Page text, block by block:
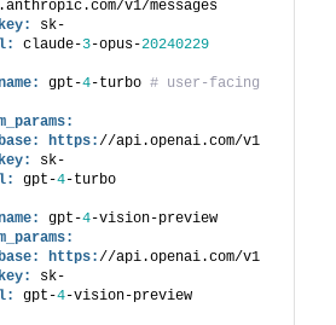
v1/messages
sk-
claude-3-opus-20240229
gpt-4-turbo # user-facing
https://api.openai.com/v1
sk-
gpt-4-turbo
gpt-4-vision-preview
https://api.openai.com/v1
sk-
gpt-4-vision-preview